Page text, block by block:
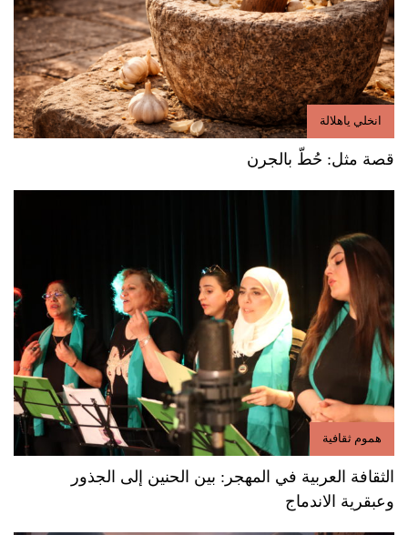
انخلي ياهلالة
قصة مثل: حُطّ بالجرن
هموم ثقافية
الثقافة العربية في المهجر: بين الحنين إلى الجذور
وعبقرية الاندماج